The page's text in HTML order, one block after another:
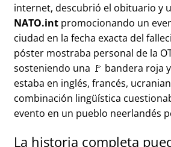
internet, descubrió el obituario y
NATO.int promocionando un
ciudad en la fecha exacta del
póster mostraba personal de la
sosteniendo una 🚩 bandera roja
estaba en inglés, francés,
combinación lingüística
evento en un pueblo neerlandés
La historia completa